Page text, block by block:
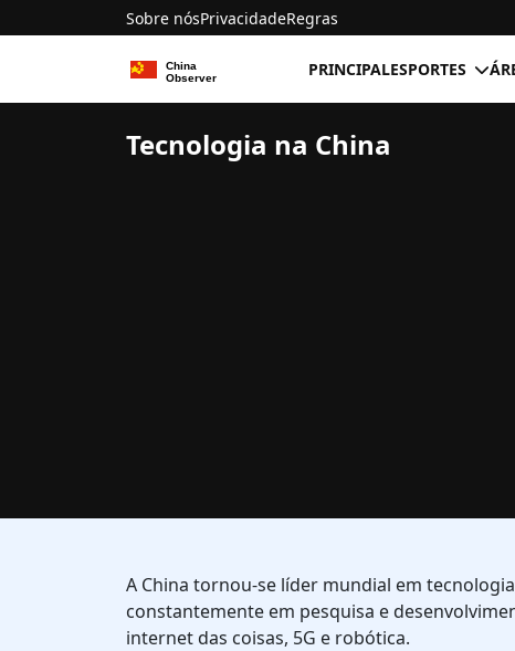
Sobre nósPrivacidadeRegras
PRINCIPALESPORTES
Tecnologia na China
A China tornou-se líder mundial em
constantemente em pesquisa e
internet das coisas, 5G e robótica.